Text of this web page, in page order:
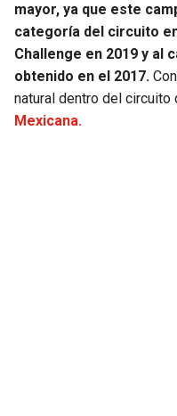
CARDINALS
RAMS
MAVERICKS
ROCKETS
mayor, ya que este
categoría del circuito
Challenge en 2019 y al
obtenido en el 2017.
natural dentro del circuito
Mexicana.